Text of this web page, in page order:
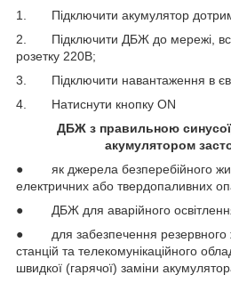
1. Підключити акумулятор
2. Підключити ДБЖ до мережі,
розетку 220В;
3. Підключити навантаження в
4. Натиснути кнопку ON
ДБЖ з правильною
акумулятором
● як джерела безперебійного
електричних або твердопаливних
● ДБЖ для аварійного
● для забезпечення резервного
станцій та телекомунікаційного
швидкої (гарячої) заміни